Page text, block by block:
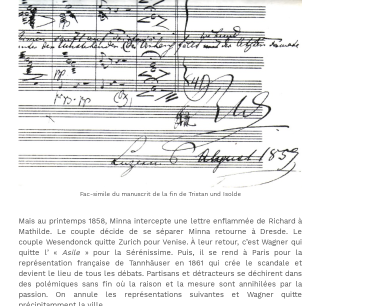
Fac-simile du manuscrit de la fin de Tristan und Isolde
Mais au printemps 1858, Minna intercepte une lettre enflammée de Richard à
Mathilde. Le couple décide de se séparer Minna retourne à Dresde. Le
couple Wesendonck quitte Zurich pour Venise. À leur retour, c’est Wagner qui
quitte l’ « Asile » pour la Sérénissime. Puis, il se rend à Paris pour la
représentation française de Tannhäuser en 1861 qui crée le scandale et
devient le lieu de tous les débats. Partisans et détracteurs se déchirent dans
des polémiques sans fin où la raison et la mesure sont annihilées par la
passion. On annule les représentations suivantes et Wagner quitte